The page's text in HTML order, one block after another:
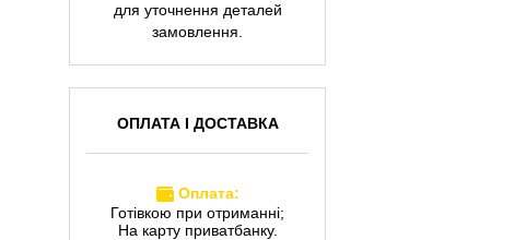
для уточнення деталей
замовлення.
ОПЛАТА І ДОСТАВКА
Оплата:
Готівкою при отриманні;
На карту приватбанку.